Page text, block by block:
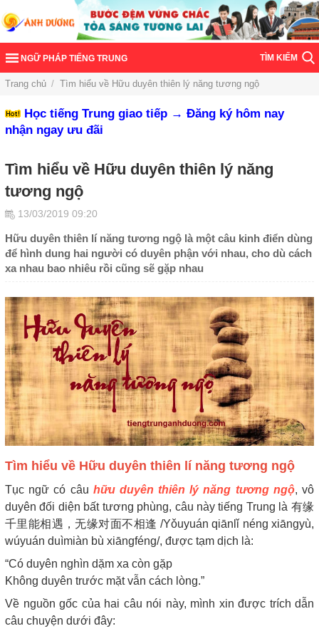
NGỮ PHÁP TIẾNG TRUNG TÌM KIẾM
Trang chủ / Tìm hiểu về Hữu duyên thiên lý năng tương ngộ
Học tiếng Trung giao tiếp → Đăng ký hôm nay
nhận ngay ưu đãi
Tìm hiểu về Hữu duyên thiên lý năng
tương ngộ
13/03/2019 09:20
Hữu duyên thiên lí năng tương ngộ là một câu kinh điển dùng
để hình dung hai người có duyên phận với nhau, cho dù cách
xa nhau bao nhiêu rồi cũng sẽ gặp nhau
Tìm hiểu về Hữu duyên thiên lí năng tương ngộ
Tục ngữ có câu hữu duyên thiên lý năng tương ngộ, vô
duyên đối diện bất tương phùng, câu này tiếng Trung là 有缘
千里能相遇，无缘对面不相逢 /Yǒuyuán qiānlǐ néng xiāngyù,
wúyuán duìmiàn bù xiāngféng/, được tạm dịch là:
“Có duyên nghìn dặm xa còn gặp
Không duyên trước mặt vẫn cách lòng.”
Về nguồn gốc của hai câu nói này, mình xin được trích dẫn
câu chuyện dưới đây: